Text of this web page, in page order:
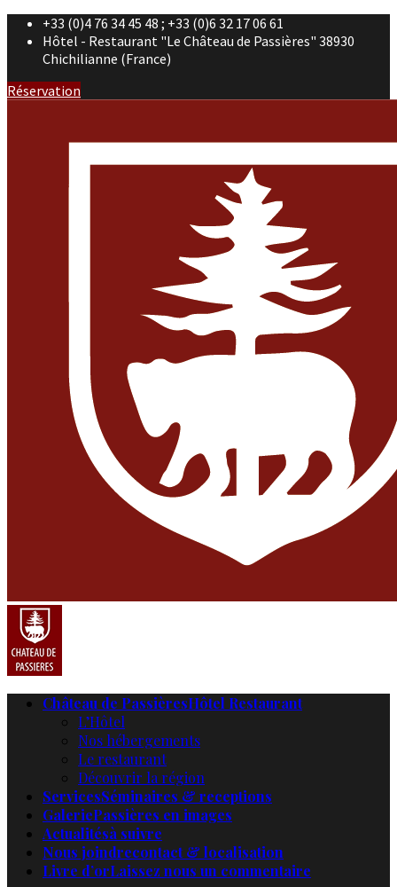
+33 (0)4 76 34 45 48 ; +33 (0)6 32 17 06 61
Hôtel - Restaurant "Le Château de Passières" 38930
Chichilianne (France)
Réservation
Château de PassièresHôtel Restaurant
L’Hôtel
Nos hébergements
Le restaurant
Découvrir la région
ServicesSéminaires & receptions
GaleriePassières en images
Actualitésà suivre
Nous joindrecontact & localisation
Livre d’orLaissez nous un commentaire